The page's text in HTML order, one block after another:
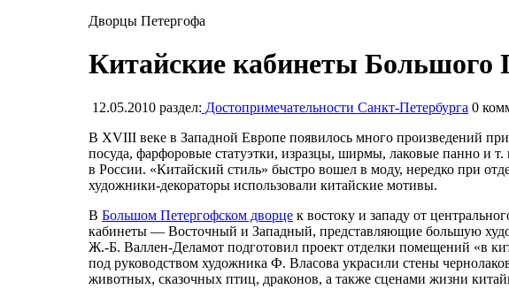
Дворцы Петергофа
Китайские кабинеты Большого
12.05.2010 раздел: Достопримечательности Санкт-Петербурга 0
В XVIII веке в Западной Европе появилось много произведений
посуда, фарфоровые статуэтки, изразцы, ширмы, лаковые панно и
в России. «Китайский стиль» быстро вошел в моду, нередко при
художники-декораторы использовали китайские мотивы.
В Большом Петергофском дворце к востоку и западу от
кабинеты — Восточный и Западный, представляющие большую
Ж.-Б. Валлен-Деламот подготовил проект отделки помещений «в
под руководством художника Ф. Власова украсили стены
животных, сказочных птиц, драконов, а также сценами жизни